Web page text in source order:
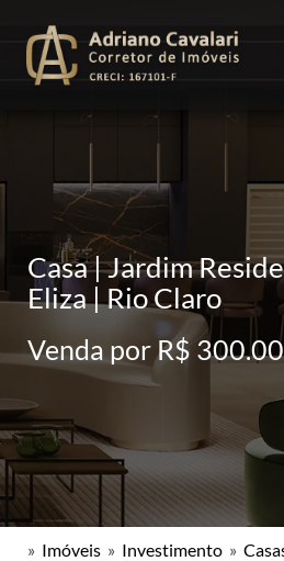
Casa | Jardim
Eliza | Rio Claro
Venda por R$
» Imóveis » Investimento »